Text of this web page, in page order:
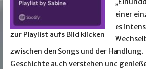
zur Playlist aufs Bild klicken
einer
es
zwischen den Songs und der Handlung.
Geschichte auch verstehen und